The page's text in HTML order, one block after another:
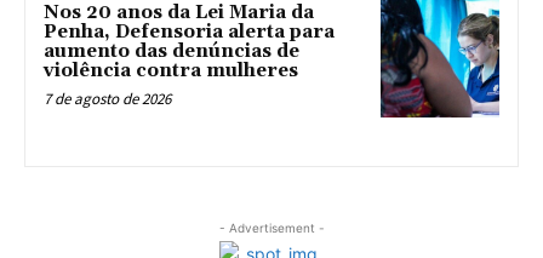
Nos 20 anos da Lei Maria da
Penha, Defensoria alerta para
aumento das denúncias de
violência contra mulheres
7 de agosto de 2026
- Advertisement -